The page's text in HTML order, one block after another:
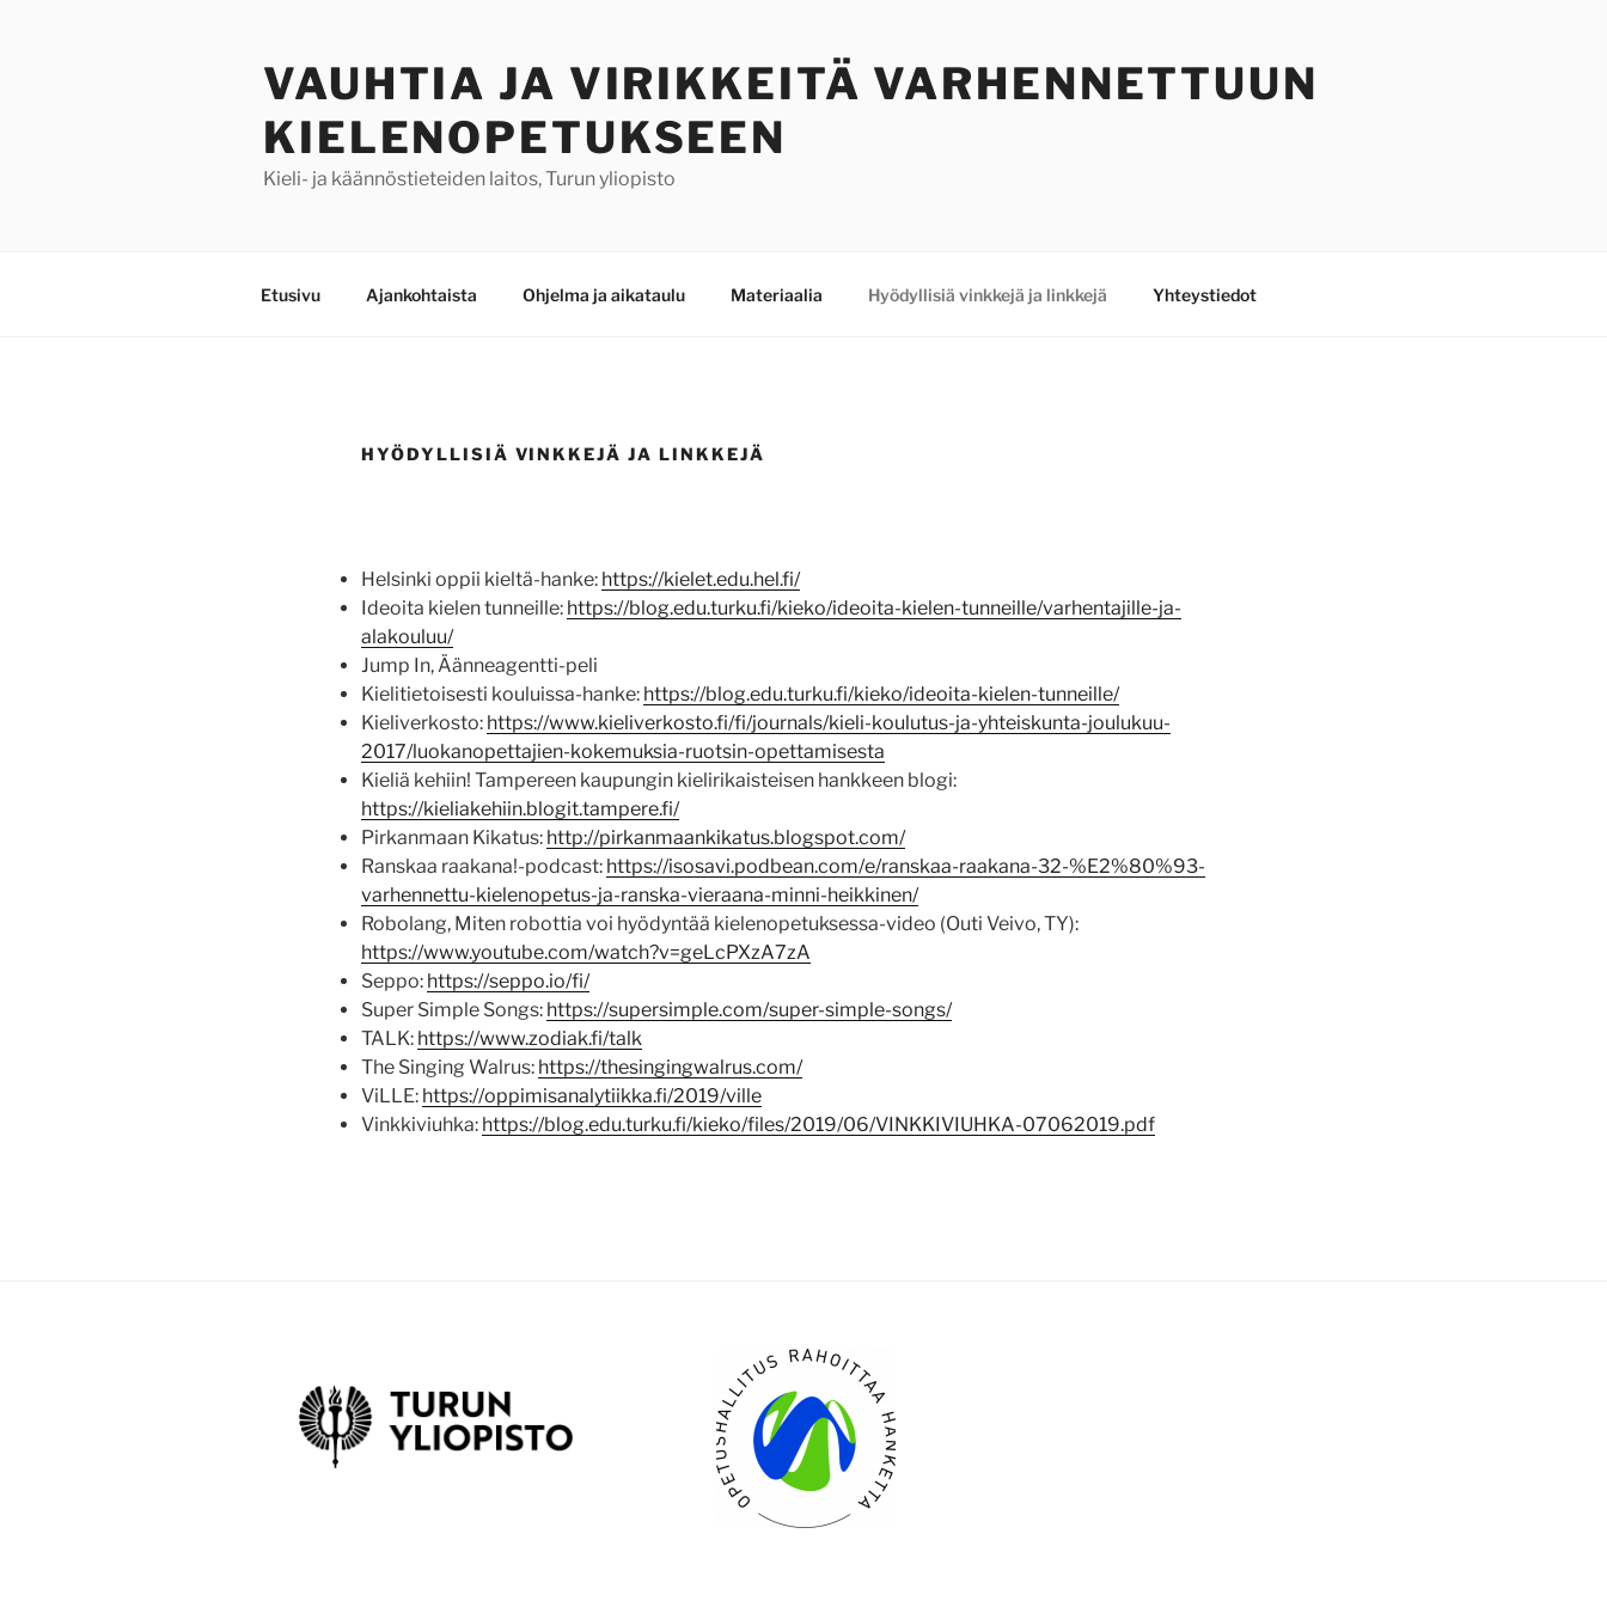
VAUHTIA JA VIRIKKEITÄ VARHENNETTUUN
KIELENOPETUKSEEN
Kieli- ja käännöstieteiden laitos, Turun yliopisto
Etusivu Ajankohtaista Ohjelma ja aikataulu Materiaalia Hyödyllisiä vinkkejä ja linkkejä Yhteystiedot
HYÖDYLLISIÄ VINKKEJÄ JA LINKKEJÄ
Helsinki oppii kieltä-hanke: https://kielet.edu.hel.fi/
Ideoita kielen tunneille: https://blog.edu.turku.fi/kieko/ideoita-kielen-tunneille/varhentajille-ja-
alakouluu/
Jump In, Äänneagentti-peli
Kielitietoisesti kouluissa-hanke: https://blog.edu.turku.fi/kieko/ideoita-kielen-tunneille/
Kieliverkosto: https://www.kieliverkosto.fi/fi/journals/kieli-koulutus-ja-yhteiskunta-joulukuu-
2017/luokanopettajien-kokemuksia-ruotsin-opettamisesta
Kieliä kehiin! Tampereen kaupungin kielirikaisteisen hankkeen blogi:
https://kieliakehiin.blogit.tampere.fi/
Pirkanmaan Kikatus: http://pirkanmaankikatus.blogspot.com/
Ranskaa raakana!-podcast: https://isosavi.podbean.com/e/ranskaa-raakana-32-%E2%80%93-
varhennettu-kielenopetus-ja-ranska-vieraana-minni-heikkinen/
Robolang, Miten robottia voi hyödyntää kielenopetuksessa-video (Outi Veivo, TY):
https://www.youtube.com/watch?v=geLcPXzA7zA
Seppo: https://seppo.io/fi/
Super Simple Songs: https://supersimple.com/super-simple-songs/
TALK: https://www.zodiak.fi/talk
The Singing Walrus: https://thesingingwalrus.com/
ViLLE: https://oppimisanalytiikka.fi/2019/ville
Vinkkiviuhka: https://blog.edu.turku.fi/kieko/files/2019/06/VINKKIVIUHKA-07062019.pdf